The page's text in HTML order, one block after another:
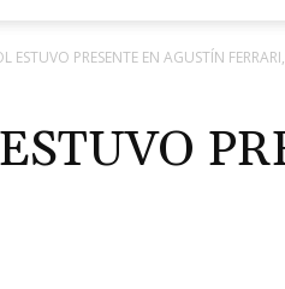
ESTUVO PRESENTE EN AGUSTÍN